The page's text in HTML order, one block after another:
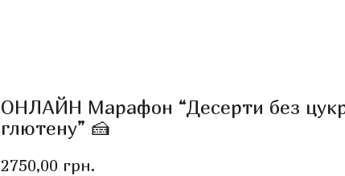
ОНЛАЙН Марафон “Десерти без
глютену” 🍰
2750,00 грн.